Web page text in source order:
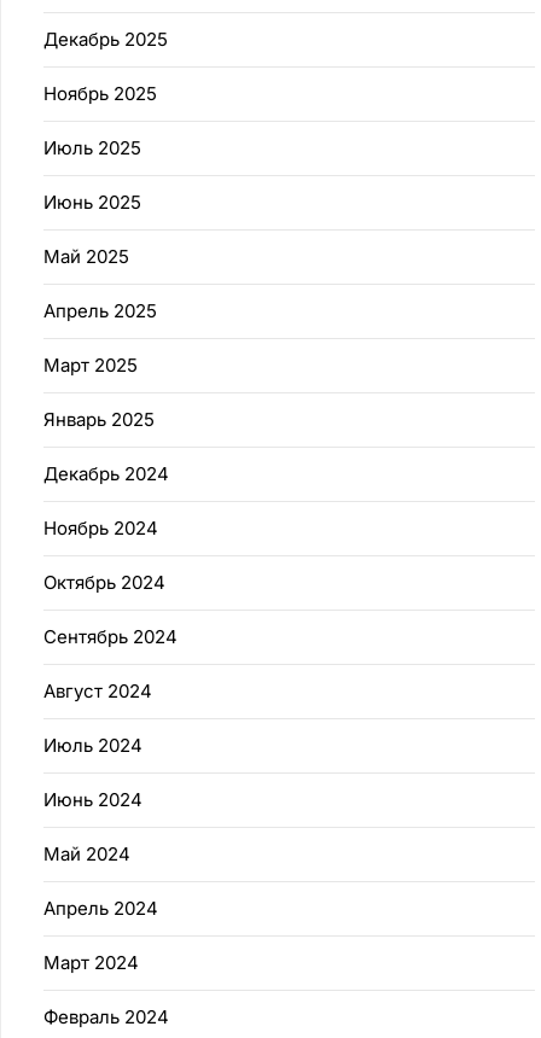
Декабрь 2025
Ноябрь 2025
Июль 2025
Июнь 2025
Май 2025
Апрель 2025
Март 2025
Январь 2025
Декабрь 2024
Ноябрь 2024
Октябрь 2024
Сентябрь 2024
Август 2024
Июль 2024
Июнь 2024
Май 2024
Апрель 2024
Март 2024
Февраль 2024